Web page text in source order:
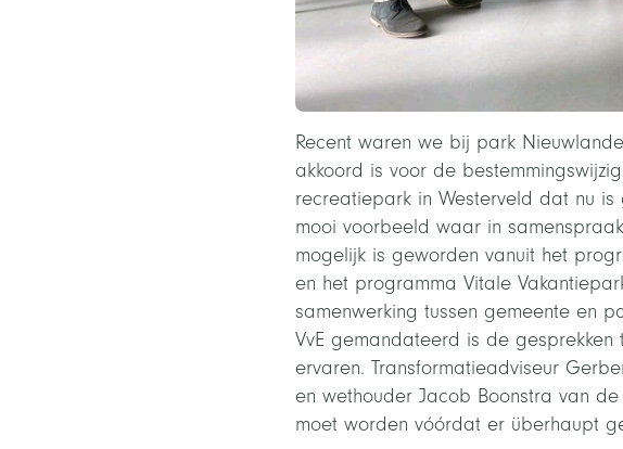
Recent waren we bij park
akkoord is voor de
recreatiepark in Westerveld dat nu
mooi voorbeeld waar in
mogelijk is geworden vanuit het
en het programma Vitale
samenwerking tussen gemeente en
VvE gemandateerd is de
ervaren. Transformatieadviseur
en wethouder Jacob Boonstra van
moet worden vóórdat er überhaupt